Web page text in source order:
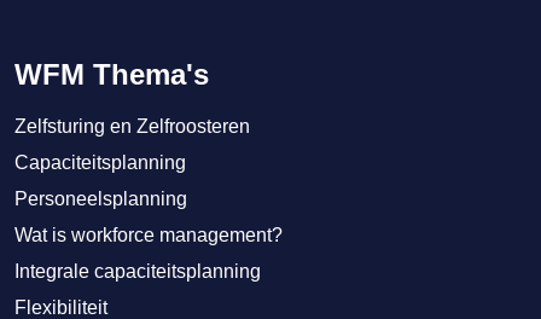
WFM Thema's
Zelfsturing en Zelfroosteren
Capaciteitsplanning
Personeelsplanning
Wat is workforce management?
Integrale capaciteitsplanning
Flexibiliteit